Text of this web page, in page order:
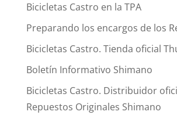
Bicicletas Castro en la TPA
Preparando los encargos de los
Bicicletas Castro. Tienda oficial
Boletín Informativo Shimano
Bicicletas Castro. Distribuidor
Repuestos Originales Shimano